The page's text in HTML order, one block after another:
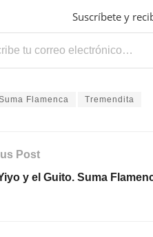
Suscríbete y
electrónico…
Flamenca Tremendita
Post
y el Guito. Suma